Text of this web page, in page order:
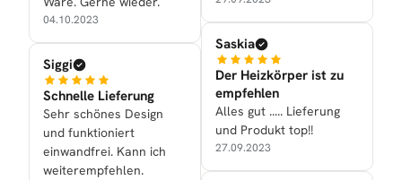
04.10.2023
Siggi
Schnelle Lieferung
Sehr schönes Design
und funktioniert
einwandfrei. Kann ich
weiterempfehlen.
Saskia
Der Heizkörper ist zu
empfehlen
Alles gut ..... Lieferung
und Produkt top!!
27.09.2023